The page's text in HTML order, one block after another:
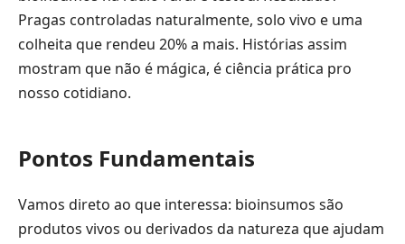
Pragas controladas naturalmente, solo vivo e uma
colheita que rendeu 20% a mais. Histórias assim
mostram que não é mágica, é ciência prática pro
nosso cotidiano.
Pontos Fundamentais
Vamos direto ao que interessa: bioinsumos são
produtos vivos ou derivados da natureza que ajudam